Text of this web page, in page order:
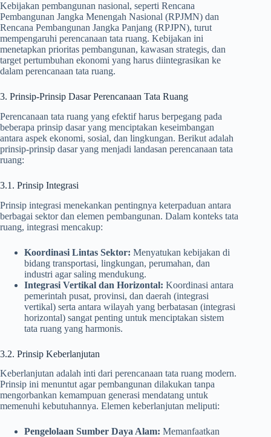
Kebijakan pembangunan nasional, seperti Rencana
Pembangunan Jangka Menengah Nasional (RPJMN) dan
Rencana Pembangunan Jangka Panjang (RPJPN), turut
mempengaruhi perencanaan tata ruang. Kebijakan ini
menetapkan prioritas pembangunan, kawasan strategis, dan
target pertumbuhan ekonomi yang harus diintegrasikan ke
dalam perencanaan tata ruang.
3. Prinsip-Prinsip Dasar Perencanaan Tata Ruang
Perencanaan tata ruang yang efektif harus berpegang pada
beberapa prinsip dasar yang menciptakan keseimbangan
antara aspek ekonomi, sosial, dan lingkungan. Berikut adalah
prinsip-prinsip dasar yang menjadi landasan perencanaan tata
ruang:
3.1. Prinsip Integrasi
Prinsip integrasi menekankan pentingnya keterpaduan antara
berbagai sektor dan elemen pembangunan. Dalam konteks tata
ruang, integrasi mencakup:
Koordinasi Lintas Sektor: Menyatukan kebijakan di
bidang transportasi, lingkungan, perumahan, dan
industri agar saling mendukung.
Integrasi Vertikal dan Horizontal: Koordinasi antara
pemerintah pusat, provinsi, dan daerah (integrasi
vertikal) serta antara wilayah yang berbatasan (integrasi
horizontal) sangat penting untuk menciptakan sistem
tata ruang yang harmonis.
3.2. Prinsip Keberlanjutan
Keberlanjutan adalah inti dari perencanaan tata ruang modern.
Prinsip ini menuntut agar pembangunan dilakukan tanpa
mengorbankan kemampuan generasi mendatang untuk
memenuhi kebutuhannya. Elemen keberlanjutan meliputi:
Pengelolaan Sumber Daya Alam: Memanfaatkan